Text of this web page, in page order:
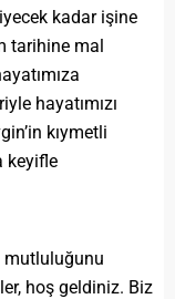
kadar işine
tarihine mal
hayatımızı
kıymetli
keyifle
mutluluğunu
hoş geldiniz. Biz